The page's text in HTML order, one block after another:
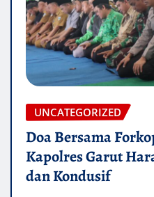
UNCATEGORIZED
Doa Bersama
Kapolres Garut
dan Kondusif